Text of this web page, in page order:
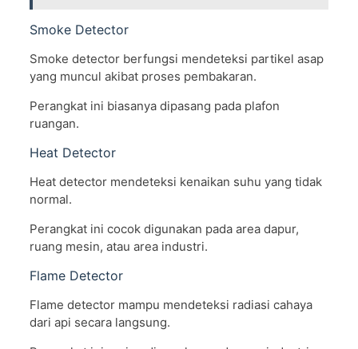
Smoke Detector
Smoke detector berfungsi mendeteksi partikel asap
yang muncul akibat proses pembakaran.
Perangkat ini biasanya dipasang pada plafon
ruangan.
Heat Detector
Heat detector mendeteksi kenaikan suhu yang tidak
normal.
Perangkat ini cocok digunakan pada area dapur,
ruang mesin, atau area industri.
Flame Detector
Flame detector mampu mendeteksi radiasi cahaya
dari api secara langsung.